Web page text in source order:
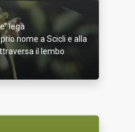
lega
nome a Scicli e alla
il lembo